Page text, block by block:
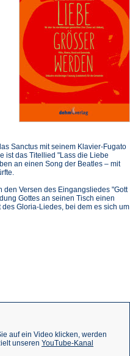
Sanctus mit seinem Klavier-Fugato
ist das Titellied "Lass die Liebe
an einen Song der Beatles – mit
den Versen des Eingangsliedes "Gott
Gottes an seinen Tisch einen
Gloria-Liedes, bei dem es sich um
auf ein Video klicken, werden
unseren YouTube-Kanal